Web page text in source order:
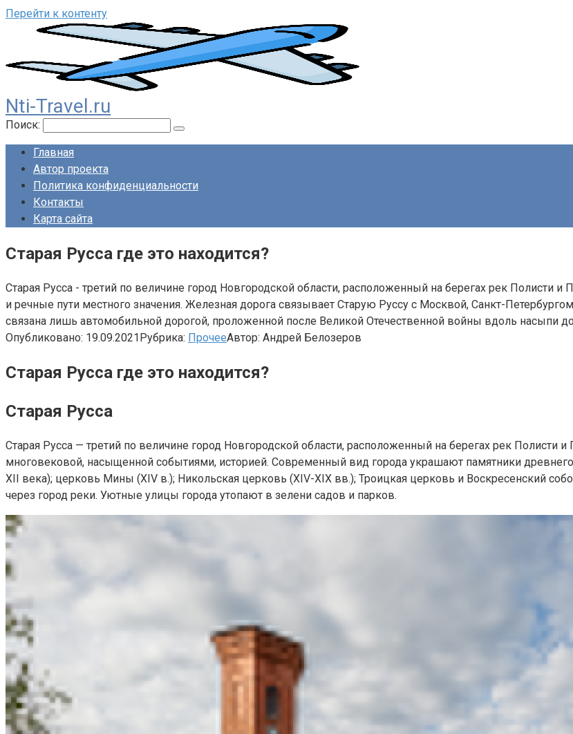
Перейти к контенту
Nti-Travel.ru
Поиск:
Главная
Автор проекта
Политика конфиденциальности
Контакты
Карта сайта
Старая Русса где это находится?
Старая Русса - третий по величине город Новгородской области, расположенный на берегах рек Полисти
и речные пути местного значения. Железная дорога связывает Старую Руссу с Москвой, Санкт-
связана лишь автомобильной дорогой, проложенной после Великой Отечественной войны вдоль насыпи
Опубликовано: 19.09.2021Рубрика: ПрочееАвтор: Андрей Белозеров
Старая Русса где это находится?
Старая Русса
Старая Русса — третий по величине город Новгородской области, расположенный на берегах рек Полисти
многовековой, насыщенной событиями, историей. Современный вид города украшают памятники
XII века); церковь Мины (XIV в.); Никольская церковь (XIV-XIX вв.); Троицкая церковь и Воскресенский
через город реки. Уютные улицы города утопают в зелени садов и парков.